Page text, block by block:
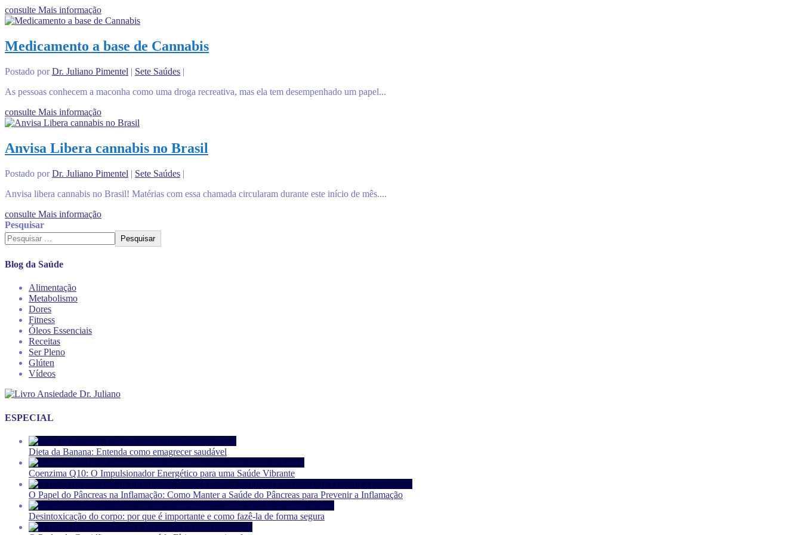
consulte Mais informação
Medicamento a base de Cannabis
Postado porDr. Juliano Pimentel | Sete Saúdes |
As pessoas conhecem a maconha como uma droga recreativa, mas ela tem desempenhado um papel...
consulte Mais informação
Anvisa Libera cannabis no Brasil
Postado porDr. Juliano Pimentel | Sete Saúdes |
Anvisa libera cannabis no Brasil! Matérias com essa chamada circularam durante este início de mês....
consulte Mais informação
Pesquisar
Pesquisar
Blog da Saúde
Alimentação
Metabolismo
Dores
Fitness
Óleos Essenciais
Receitas
Ser Pleno
Glúten
Vídeos
ESPECIAL
Dieta da Banana: Entenda como emagrecer saudável
Coenzima Q10: O Impulsionador Energético para uma Saúde Vibrante
O Papel do Pâncreas na Inflamação: Como Manter a Saúde do Pâncreas para Prevenir a Inflamação
Desintoxicação do corpo: por que é importante e como fazê-la de forma segura